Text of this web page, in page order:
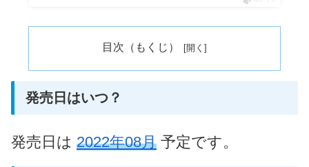
目次（もくじ）
発売日はいつ？
発売日は 2022年08月 予定です。